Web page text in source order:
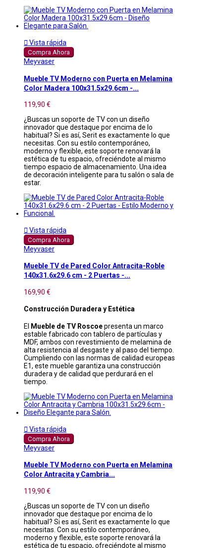
 Vista rápida
Compra Ahora
Meyvaser
Mueble TV Moderno con Puerta en Melamina
Color Madera 100x31.5x29.6cm -...
119,90 €
¿Buscas un soporte de TV con un diseño
innovador que destaque por encima de lo
habitual? Si es así, Serit es exactamente lo que
necesitas. Con su estilo contemporáneo,
moderno y flexible, este soporte renovará la
estética de tu espacio, ofreciéndote al mismo
tiempo espacio de almacenamiento. Una idea
de decoración inteligente para tu salón o sala de
estar.
 Vista rápida
Compra Ahora
Meyvaser
Mueble TV de Pared Color Antracita-Roble
140x31.6x29.6 cm - 2 Puertas -...
169,90 €
Construcción Duradera y Estética
El Mueble de TV Roscoepresenta un marco
estable fabricado con tablero de partículas y
MDF, ambos con revestimiento de melamina de
alta resistencia al desgaste y al paso del tiempo.
Cumpliendo con las normas de calidad europeas
E1, este mueble garantiza una construcción
duradera y de calidad que perdurará en el
tiempo.
 Vista rápida
Compra Ahora
Meyvaser
Mueble TV Moderno con Puerta en Melamina
Color Antracita y Cambria...
119,90 €
¿Buscas un soporte de TV con un diseño
innovador que destaque por encima de lo
habitual? Si es así, Serit es exactamente lo que
necesitas. Con su estilo contemporáneo,
moderno y flexible, este soporte renovará la
estética de tu espacio, ofreciéndote al mismo